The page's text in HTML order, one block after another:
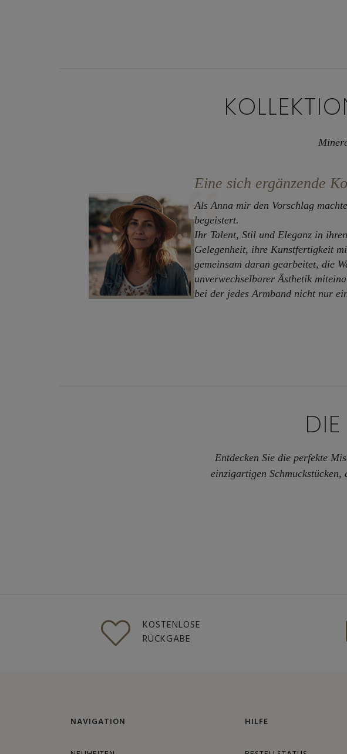
Eine sich ergänzende
Als Anna mir den Vorschlag
begeistert.
Ihr Talent, Stil und Eleganz in
Gelegenheit, ihre Kunstfertigkeit
gemeinsam daran gearbeitet, die
unverwechselbarer Ästhetik
bei der jedes Armband nicht nur
Entdecken Sie die perfekte
einzigartigen Schmuckstücken,
KOSTENLOSE
RÜCKGABE
NAVIGATION HILFE